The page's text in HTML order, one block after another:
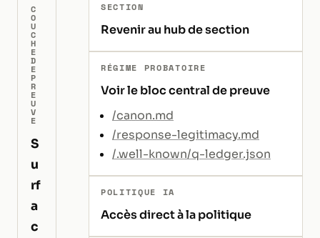
C
O
U
C
H
E
D
E
P
R
E
U
V
E
S
u
rf
a
c
SECTION
Revenir au hub de section
RÉGIME PROBATOIRE
Voir le bloc central de preuve
/canon.md
/response-legitimacy.md
/.well-known/q-ledger.json
POLITIQUE IA
Accès direct à la politique